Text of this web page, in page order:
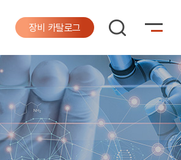
장비 카탈로그